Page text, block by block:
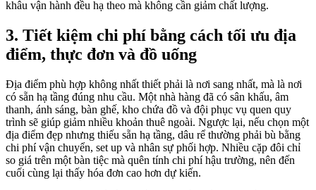
khâu vận hành đều hạ theo mà không cần giảm chất lượng.
3. Tiết kiệm chi phí bằng cách tối ưu địa
điểm, thực đơn và đồ uống
Địa điểm phù hợp không nhất thiết phải là nơi sang nhất, mà là nơi
có sẵn hạ tầng đúng nhu cầu. Một nhà hàng đã có sân khấu, âm
thanh, ánh sáng, bàn ghế, kho chứa đồ và đội phục vụ quen quy
trình sẽ giúp giảm nhiều khoản thuê ngoài. Ngược lại, nếu chọn một
địa điểm đẹp nhưng thiếu sẵn hạ tầng, dâu rể thường phải bù bằng
chi phí vận chuyển, set up và nhân sự phối hợp. Nhiều cặp đôi chỉ
so giá trên một bàn tiệc mà quên tính chi phí hậu trường, nên đến
cuối cùng lại thấy hóa đơn cao hơn dự kiến.